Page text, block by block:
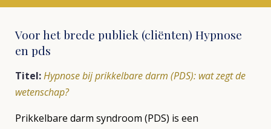
Voor het brede publiek (cliënten) Hypnose
en pds
Titel:Hypnose bij prikkelbare darm (PDS): wat zegt de
wetenschap?
Prikkelbare darm syndroom (PDS) is een